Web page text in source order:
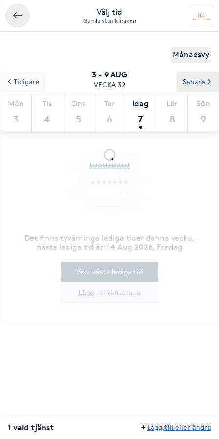
Välj tid
Gamla stan kliniken
Månadsvy
3 - 9 AUG
VECKA 32
Mån
3
Tis
4
Ons
5
Tor
6
Idag
7
Lör
8
Sön
9
Tidigare Senare
Det finns tyvärr inga lediga tider denna vecka,
nästa lediga tid är: 14 Aug 2026, Fredag
Lägg till väntelista
Visa nästa lediga tid
1 vald tjänst Lägg till eller ändra